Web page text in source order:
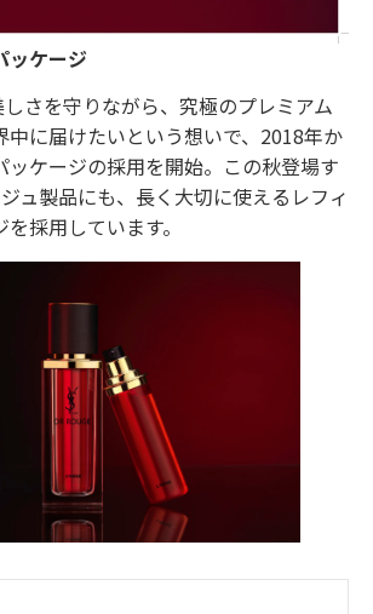
ッケージ
さを守りながら、究極のプレミアム
中に届けたいという想いで、2018年か
ッケージの採用を開始。この秋登場す
ュ製品にも、長く大切に使えるレフィ
採用しています。